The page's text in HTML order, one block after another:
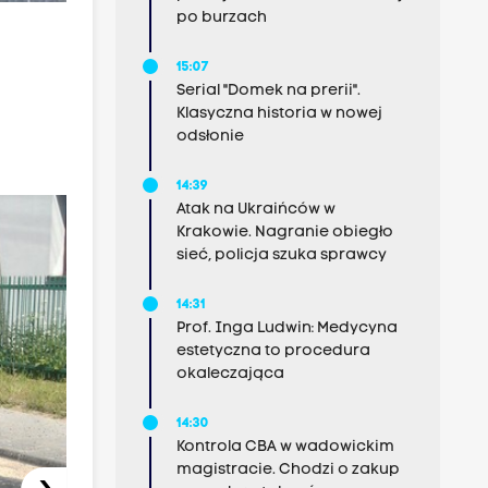
po burzach
15:07
Serial "Domek na prerii".
Klasyczna historia w nowej
odsłonie
14:39
Atak na Ukraińców w
Krakowie. Nagranie obiegło
sieć, policja szuka sprawcy
14:31
Prof. Inga Ludwin: Medycyna
estetyczna to procedura
okaleczająca
14:30
Kontrola CBA w wadowickim
magistracie. Chodzi o zakup